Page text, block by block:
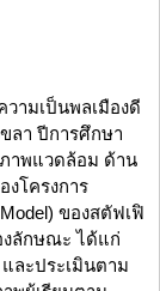
ามเป็นพลเมืองดี
ลา ปีการศึกษา
าพแวดล้อม ด้าน
โครงการ
ของสตัฟเฟิ
งลักษณะ ได้แก่
ละประเมินตาม